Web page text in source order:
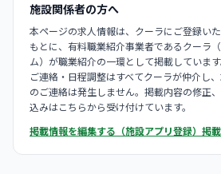
施設関係者の方へ
本ページの求人情報は、クーラにご登録い
もとに、有料職業紹介事業者であるクーラ
ム）が職業紹介の一環として掲載していま
ご連絡・日程調整はすべてクーラが仲介し
のご連絡は発生しません。掲載内容の修正
込みはこちらから受け付けています。
掲載情報を編集する（施設アプリ登録） 掲